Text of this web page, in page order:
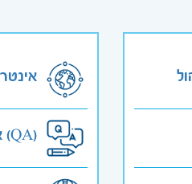
אבטחת איכות (QA)